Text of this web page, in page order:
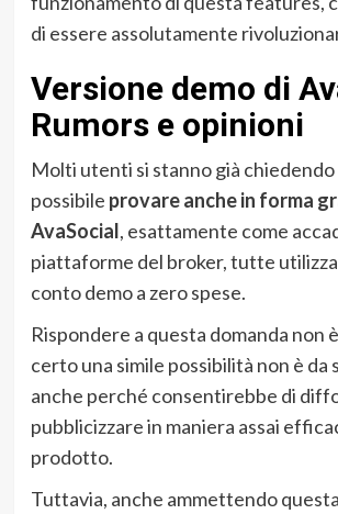
di essere assolutamente
Versione demo di
Rumors e opinioni
Molti utenti si stanno già chiedendo
possibile provare anche in forma
AvaSocial, esattamente come
piattaforme del broker, tutte
conto demo a zero spese.
Rispondere a questa domanda non
certo una simile possibilità non è da
anche perché consentirebbe di
pubblicizzare in maniera assai
prodotto.
Tuttavia, anche ammettendo